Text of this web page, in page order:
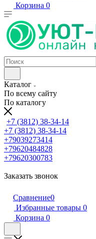
Корзина 0
Каталог
По всему сайту
По каталогу
+7 (3812) 38-34-14
+7 (3812) 38-34-14
+79039273414
+79620484828
+79620300783
Заказать звонок
Сравнение0
Избранные товары 0
Корзина 0